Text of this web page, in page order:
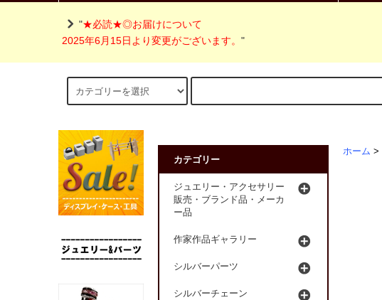
"★必読★◎お届けについて
2025年6月15日より変更がございます。 "
ホーム >
カテゴリー
ジュエリー・アクセサリー
販売・ブランド品・メーカ
ー品
作家作品ギャラリー
シルバーパーツ
シルバーチェーン